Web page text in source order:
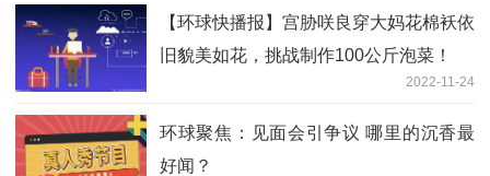
【环球快播报】宫胁咲良穿大妈花棉袄依
旧貌美如花，挑战制作100公斤泡菜！
2022-11-24
环球聚焦：见面会引争议 哪里的沉香最
好闻？